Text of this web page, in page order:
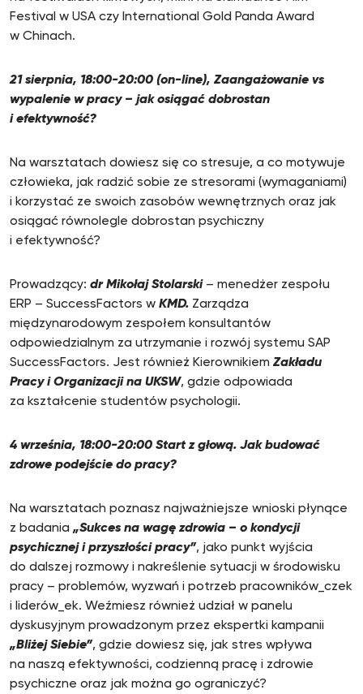
Festival w USA czy International Gold Panda Award
w Chinach.
21 sierpnia, 18:00-20:00 (on-line), Zaangażowanie vs
wypalenie w pracy – jak osiągać dobrostan
i efektywność?
Na warsztatach dowiesz się co stresuje, a co motywuje
człowieka, jak radzić sobie ze stresorami (wymaganiami)
i korzystać ze swoich zasobów wewnętrznych oraz jak
osiągać równolegle dobrostan psychiczny
i efektywność?
Prowadzący: dr Mikołaj Stolarski– menedżer zespołu
ERP – SuccessFactors w KMD. Zarządza
międzynarodowym zespołem konsultantów
odpowiedzialnym za utrzymanie i rozwój systemu SAP
SuccessFactors. Jest również Kierownikiem Zakładu
Pracy i Organizacji na UKSW, gdzie odpowiada
za kształcenie studentów psychologii.
4 września, 18:00-20:00 Start z głową. Jak budować
zdrowe podejście do pracy?
Na warsztatach poznasz najważniejsze wnioski płynące
z badania „Sukces na wagę zdrowia – o kondycji
psychicznej i przyszłości pracy”, jako punkt wyjścia
do dalszej rozmowy i nakreślenie sytuacji w środowisku
pracy – problemów, wyzwań i potrzeb pracowników_czek
i liderów_ek. Weźmiesz również udział w panelu
dyskusyjnym prowadzonym przez ekspertki kampanii
„Bliżej Siebie”, gdzie dowiesz się, jak stres wpływa
na naszą efektywności, codzienną pracę i zdrowie
psychiczne oraz jak można go ograniczyć?